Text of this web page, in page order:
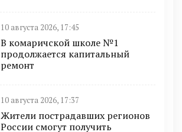
10 августа 2026, 17:45
В комаричской школе №1
продолжается капитальный
ремонт
10 августа 2026, 17:37
Жители пострадавших регионов
России смогут получить